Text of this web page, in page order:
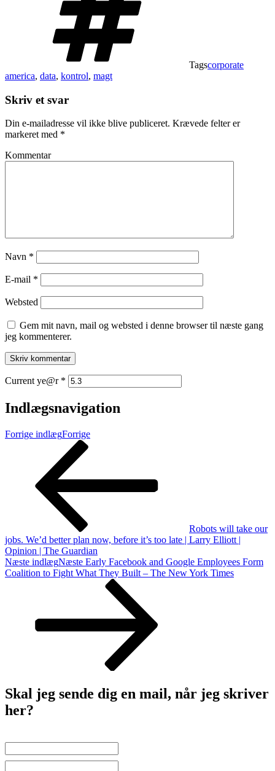
Tagscorporate
america, data, kontrol, magt
Skriv et svar
Din e-mailadresse vil ikke blive publiceret. Krævede felter er
markeret med *
Kommentar
Navn *
E-mail *
Websted
Gem mit navn, mail og websted i denne browser til næste gang
jeg kommenterer.
Current ye@r *
Indlægsnavigation
Forrige indlægForrige
Robots will take our
jobs. We’d better plan now, before it’s too late | Larry Elliott |
Opinion | The Guardian
Næste indlægNæste Early Facebook and Google Employees Form
Coalition to Fight What They Built – The New York Times
Skal jeg sende dig en mail, når jeg skriver
her?